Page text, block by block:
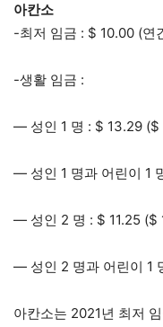
아칸소
-최저 임금 : $ 10.00 (연
-생활 임금 :
— 성인 1 명 : $ 13.29 ($
— 성인 1 명과 어린이 1
— 성인 2 명 : $ 11.25 ($
— 성인 2 명과 어린이 1
아칸소는 2021년 최저